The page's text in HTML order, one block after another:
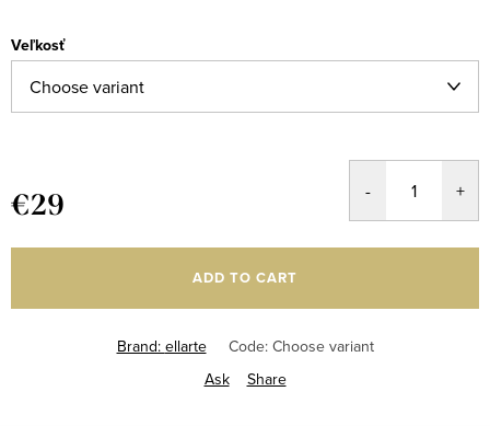
Veľkosť
€29
price:
ADD TO CART
Brand: ellarte Code: Choose variant
Ask
Share